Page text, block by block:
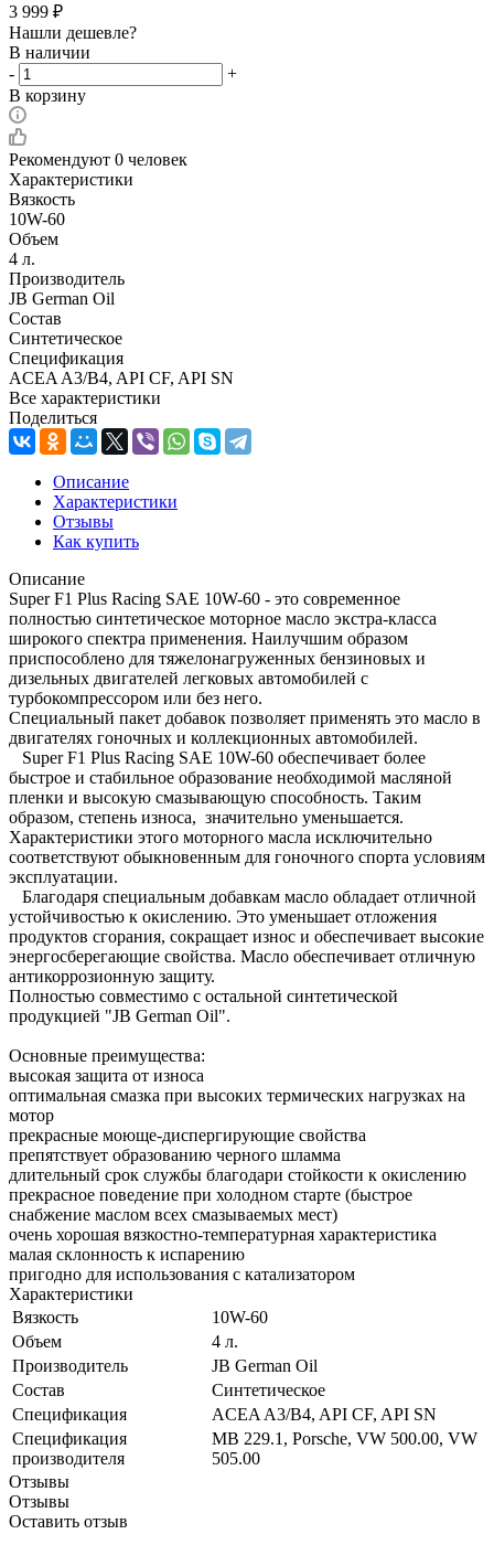
3 999 ₽
Нашли дешевле?
В наличии
-
+
В корзину
Рекомендуют 0 человек
Характеристики
Вязкость
10W-60
Объем
4 л.
Производитель
JB German Oil
Состав
Синтетическое
Спецификация
ACEA A3/B4, API CF, API SN
Все характеристики
Поделиться
Описание
Характеристики
Отзывы
Как купить
Описание
Super F1 Plus Racing SAE 10W-60 - это современное
полностью синтетическое моторное масло экстра-класса
широкого спектра применения. Наилучшим образом
приспособлено для тяжелонагруженных бензиновых и
дизельных двигателей легковых автомобилей с
турбокомпрессором или без него.
Специальный пакет добавок позволяет применять это масло в
двигателях гоночных и коллекционных автомобилей.
Super F1 Plus Racing SAE 10W-60 обеспечивает более
быстрое и стабильное образование необходимой масляной
пленки и высокую смазывающую способность. Таким
образом, степень износа, значительно уменьшается.
Характеристики этого моторного масла исключительно
соответствуют обыкновенным для гоночного спорта условиям
эксплуатации.
Благодаря специальным добавкам масло обладает отличной
устойчивостью к окислению. Это уменьшает отложения
продуктов сгорания, сокращает износ и обеспечивает высокие
энергосберегающие свойства. Масло обеспечивает отличную
антикоррозионную защиту.
Полностью совместимо с остальной синтетической
продукцией "JB German Oil".
Основные преимущества:
высокая защита от износа
оптимальная смазка при высоких термических нагрузках на
мотор
прекрасные моюще-диспергирующие свойства
препятствует образованию черного шламма
длительный срок службы благодари стойкости к окислению
прекрасное поведение при холодном старте (быстрое
снабжение маслом всех смазываемых мест)
очень хорошая вязкостно-температурная характеристика
малая склонность к испарению
пригодно для использования с катализатором
Характеристики
Вязкость
10W-60
Объем
4 л.
Производитель
JB German Oil
Состав
Синтетическое
Спецификация
ACEA A3/B4, API CF, API SN
Спецификация
производителя
MB 229.1, Porsche, VW 500.00, VW
505.00
Отзывы
Отзывы
Оставить отзыв